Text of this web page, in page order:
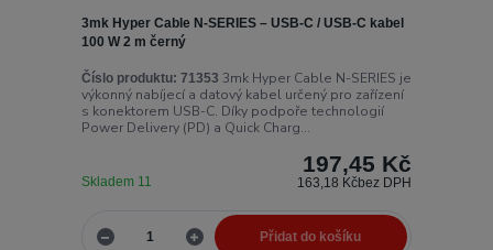
3mk Hyper Cable N-SERIES – USB-C / USB-C kabel
100 W 2 m černý
Číslo produktu: 71353 3mk Hyper Cable N-SERIES je
výkonný nabíjecí a datový kabel určený pro zařízení
s konektorem USB-C. Díky podpoře technologií
Power Delivery (PD) a Quick Charg...
197,45 Kč
163,18 Kčbez DPH
Skladem 11
Přidat do košíku